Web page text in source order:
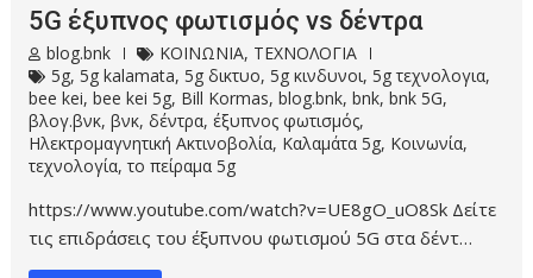
5G έξυπνος φωτισμός vs δέντρα
blog.bnk ΚΟΙΝΩΝΙΑ, ΤΕΧΝΟΛΟΓΙΑ
5g,5g kalamata,5g δικτυο,5g κινδυνοι,5g τεχνολογια,
bee kei,bee kei 5g, Bill Kormas,blog.bnk,bnk,bnk 5G,
βλογ.βνκ,βνκ,δέντρα,έξυπνος φωτισμός,
Ηλεκτρομαγνητική Ακτινοβολία, Καλαμάτα 5g, Κοινωνία,
τεχνολογία,το πείραμα 5g
https://www.youtube.com/watch?v=UE8gO_uO8Sk Δείτε
τις επιδράσεις του έξυπνου φωτισμού 5G στα δέντ…